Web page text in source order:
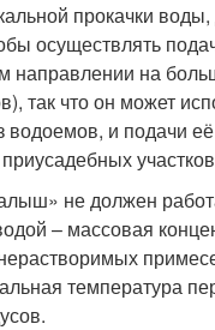
насосы
насос
прокачки
осуществлять
направлении на
так что он может
водоемов, и подачи
не должен
– массовая
температура